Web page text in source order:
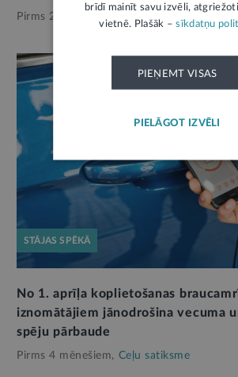
Pirms 2 nedēļām, Ceļu satiksme
STĀJAS SPĒKĀ
No 1. aprīļa koplietošanas
iznomātājiem jānodrošina vecuma
spēju pārbaude
Pirms 4 mēnešiem, Ceļu satiksme
brīdī mainīt savu izvēli,
vietnē. Plašāk –sīkdatņu
PIEŅEMT VISAS
PIELĀGOT IZVĒLI